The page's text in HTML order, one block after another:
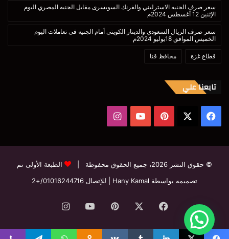
سعر صرف الجنيه الاسترليني والفرنك السويسرى مقابل الجنيه المصري اليوم
الإثنين 12 أغسطس 2024م
سعر صرف الريال السعودي والدينار الكويتى أمام الجنيه فى تعاملات اليوم
الخميس الموافق 18يوليو 2024م
قطاع غزة محافظ قنا
تابعنا علي
فيسبوك بينتيريست‫YouTube
© حقوق النشر 2026، جميع الحقوق محفوظة |
الطبعة الأولى تم
تصميمه بواسطة Hany Kamal
| للإتصال 01016244716/+2
فيسبوك بينتيريست‫YouTube